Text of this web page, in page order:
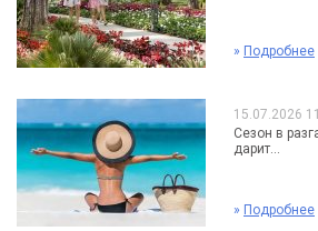
» Подробнее
15.07.2026
Сезон в
дарит...
» Подробнее